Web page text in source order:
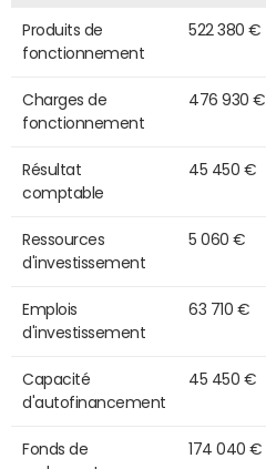
Produits de
fonctionnement
522 380 €
Charges de
fonctionnement
476 930 €
Résultat
comptable
45 450 €
Ressources
d'investissement
5 060 €
Emplois
d'investissement
63 710 €
Capacité
d'autofinancement
45 450 €
Fonds de
174 040 €